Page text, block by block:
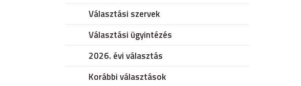
Választási szervek
Választási ügyintézés
2026. évi választás
Korábbi választások